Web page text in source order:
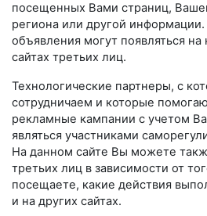
посещенных Вами страниц,
региона или другой
объявления могут появляться
сайтах третьих лиц.
Технологические партнеры, с
сотрудничаем и которые
рекламные кампании с учетом
являться участниками
На данном сайте Вы можете
третьих лиц в зависимости от
посещаете, какие действия
и на других сайтах.